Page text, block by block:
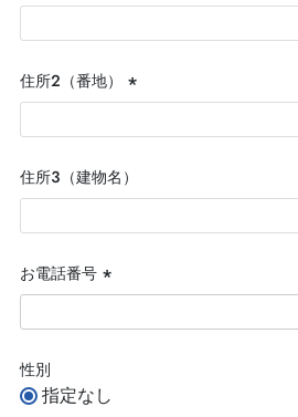
(必
須)
住所２（番地）
(必
須)
住所３（建物名）
お電話番号
(必
須)
性別
指定なし